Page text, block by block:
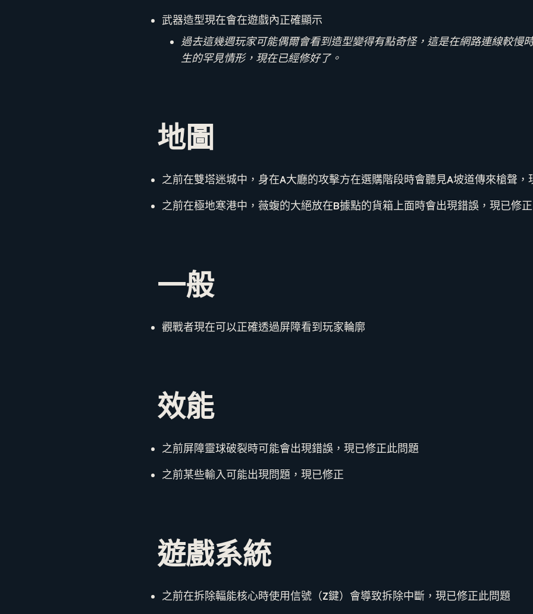
武器造型現在會在遊戲內正確顯示
過去這幾週玩家可能偶爾會看到造型變得有點奇怪，這是在網路連線較慢
生的罕見情形，現在已經修好了。
地圖
之前在雙塔迷城中，身在A大廳的攻擊方在選購階段時會聽見A坡道傳來槍聲，
之前在極地寒港中，薇蝮的大絕放在B據點的貨箱上面時會出現錯誤，現已修
一般
觀戰者現在可以正確透過屏障看到玩家輪廓
效能
之前屏障靈球破裂時可能會出現錯誤，現已修正此問題
之前某些輸入可能出現問題，現已修正
遊戲系統
之前在拆除輻能核心時使用信號（Z鍵）會導致拆除中斷，現已修正此問題